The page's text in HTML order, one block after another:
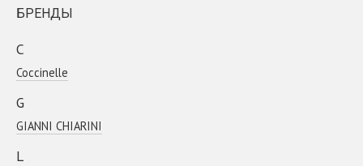
БРЕНДЫ
C
Coсcinelle
G
GIANNI CHIARINI
L